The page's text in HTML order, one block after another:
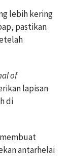
lebih kering
pastikan
of
lapisan
di
antarhelai